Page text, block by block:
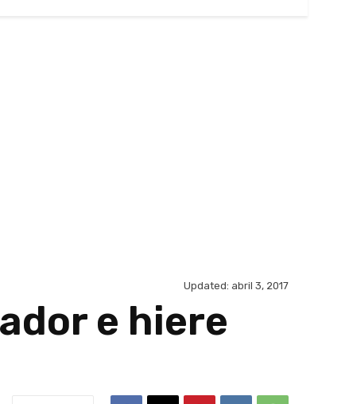
Updated: abril 3, 2017
e hiere